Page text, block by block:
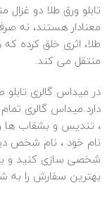
تابلو ورق طلا دو
معنا‌دار هستند، نه
طلا، اثری خلق کرده
منتقل می‌ کند.
در میداس گالری
دارد.میداس گالری
، تندیس و بشقاب ها
نام خود ، نام شخص
شخصی سازی کنید و به
بهترین سفارش را به